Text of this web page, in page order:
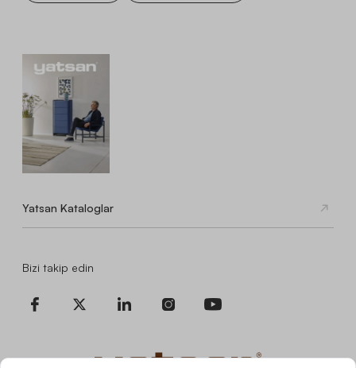
Yatsan Kataloglar
Bizi takip edin